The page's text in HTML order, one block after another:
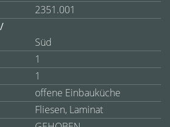
2351.001
Süd
1
1
offene Einbauküche
Fliesen, Laminat